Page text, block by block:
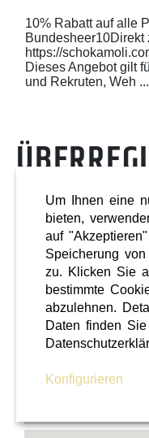
10% Rabatt auf alle
https://
Dieses Angebot gilt
und Rekruten, Weh ...
Um Ihnen eine
bieten,
auf
Speicherung
zu. Klicken Sie
bestimmte
abzulehnen.
Daten finden
Konfigurieren